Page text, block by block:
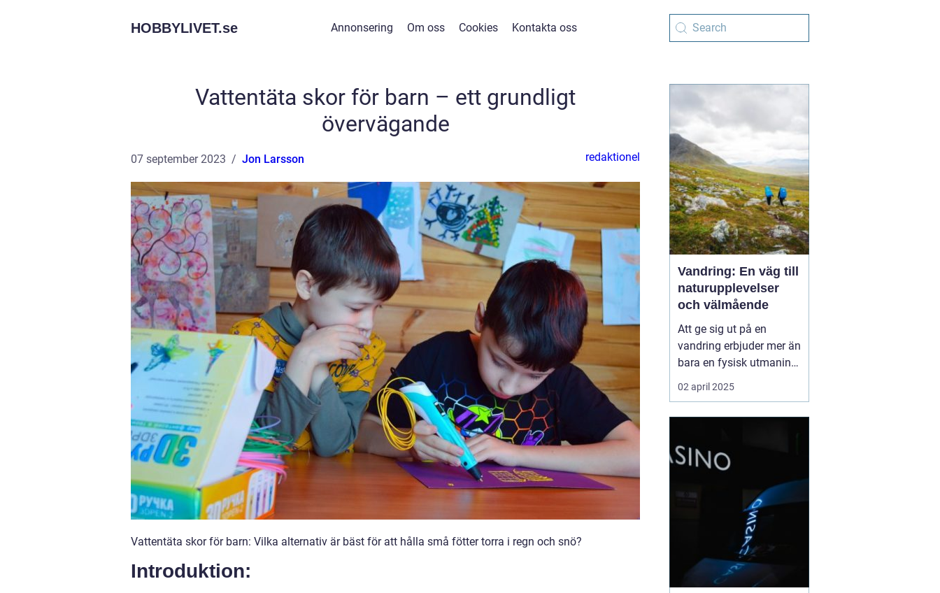
HOBBYLIVET.se Annonsering Om oss Cookies Kontakta oss
Vattentäta skor för barn – ett grundligt
övervägande
07 september 2023 Jon Larsson redaktionel
Vattentäta skor för barn: Vilka alternativ är bäst för att hålla små fötter torra i regn och snö?
Introduktion:
Vandring: En väg till
naturupplevelser
och välmående
Att ge sig ut på en
vandring erbjuder mer än
bara en fysisk utmaning;
det är en möjlighet att
återknyta kontakten med
Oavsett om det handlar
om en kort
skogspromenad eller...
02 april 2025